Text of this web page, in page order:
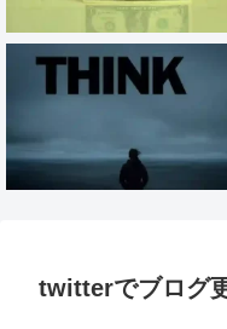
twitterでブログ